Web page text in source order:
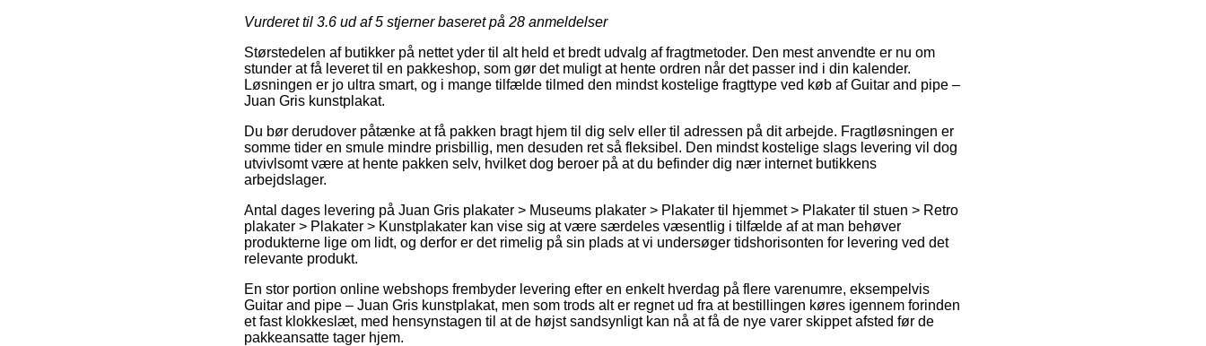
Vurderet til 3.6 ud af 5 stjerner baseret på 28 anmeldelser
Størstedelen af butikker på nettet yder til alt held et bredt udvalg af fragtmetoder. Den mest anvendte er nu om
stunder at få leveret til en pakkeshop, som gør det muligt at hente ordren når det passer ind i din kalender.
Løsningen er jo ultra smart, og i mange tilfælde tilmed den mindst kostelige fragttype ved køb af Guitar and pipe –
Juan Gris kunstplakat.
Du bør derudover påtænke at få pakken bragt hjem til dig selv eller til adressen på dit arbejde. Fragtløsningen er
somme tider en smule mindre prisbillig, men desuden ret så fleksibel. Den mindst kostelige slags levering vil dog
utvivlsomt være at hente pakken selv, hvilket dog beroer på at du befinder dig nær internet butikkens
arbejdslager.
Antal dages levering på Juan Gris plakater > Museums plakater > Plakater til hjemmet > Plakater til stuen > Retro
plakater > Plakater > Kunstplakater kan vise sig at være særdeles væsentlig i tilfælde af at man behøver
produkterne lige om lidt, og derfor er det rimelig på sin plads at vi undersøger tidshorisonten for levering ved det
relevante produkt.
En stor portion online webshops frembyder levering efter en enkelt hverdag på flere varenumre, eksempelvis
Guitar and pipe – Juan Gris kunstplakat, men som trods alt er regnet ud fra at bestillingen køres igennem forinden
et fast klokkeslæt, med hensynstagen til at de højst sandsynligt kan nå at få de nye varer skippet afsted før de
pakkeansatte tager hjem.